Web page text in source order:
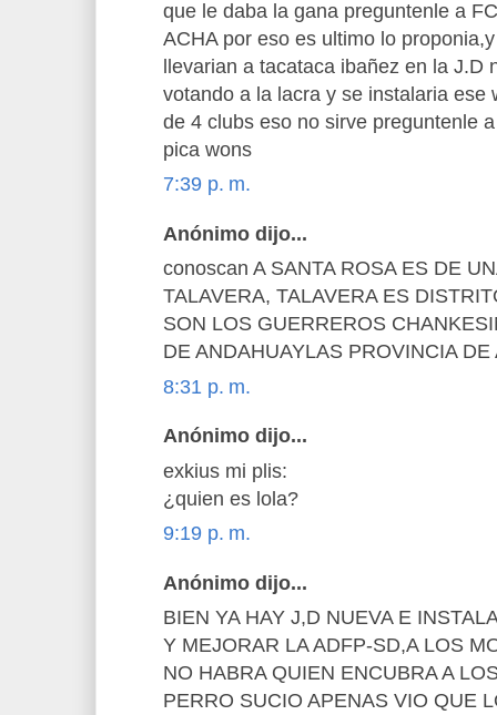
que le daba la gana preguntenle a
ACHA por eso es ultimo lo
llevarian a tacataca ibañez en la J.D
votando a la lacra y se instalaria ese
de 4 clubs eso no sirve preguntenle
pica wons
7:39 p. m.
Anónimo dijo...
conoscan A SANTA ROSA ES DE
TALAVERA, TALAVERA ES
SON LOS GUERREROS
DE ANDAHUAYLAS PROVINCIA DE
8:31 p. m.
Anónimo dijo...
exkius mi plis:
¿quien es lola?
9:19 p. m.
Anónimo dijo...
BIEN YA HAY J,D NUEVA E
Y MEJORAR LA ADFP-SD,A LOS
NO HABRA QUIEN ENCUBRA A
PERRO SUCIO APENAS VIO QUE